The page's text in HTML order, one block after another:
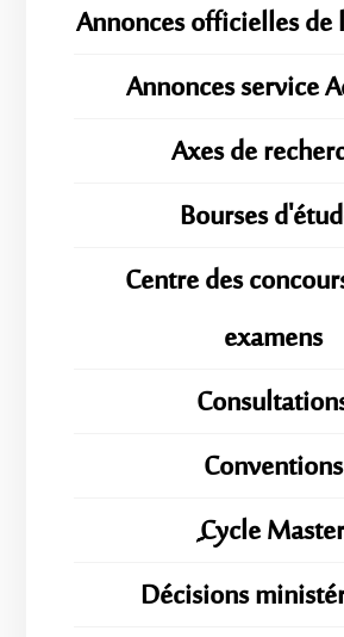
Annonces officielles
Annonces service
Axes de
Bourses
Centre des
examens
Conventions
ِِِCycle Master
Décisions